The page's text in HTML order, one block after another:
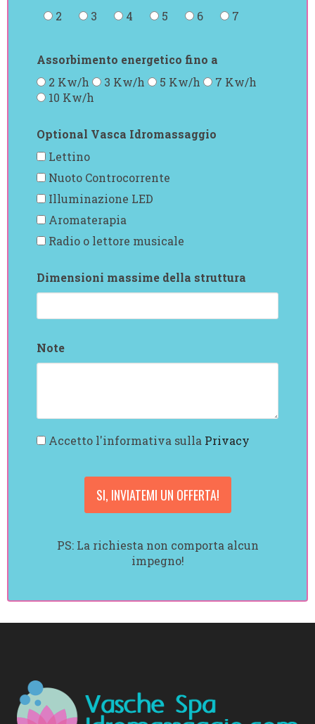
2
3 4 5 6 7
Assorbimento energetico fino a
2 Kw/h
3 Kw/h 5 Kw/h
7 Kw/h
10 Kw/h
Optional Vasca Idromassaggio
Lettino
Nuoto Controcorrente
Illuminazione LED
Aromaterapia
Radio o lettore musicale
Dimensioni massime della struttura
Note
Accetto l'informativa sulla Privacy
PS: La richiesta non comporta alcun
impegno!